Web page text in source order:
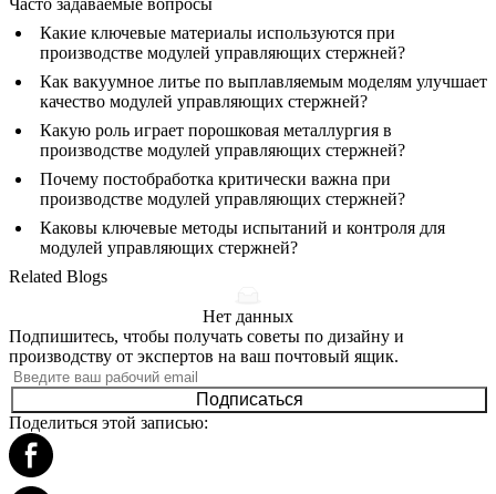
Какие ключевые материалы используются при
производстве модулей управляющих стержней?
Как вакуумное литье по выплавляемым моделям улучшает
качество модулей управляющих стержней?
Какую роль играет порошковая металлургия в
производстве модулей управляющих стержней?
Почему постобработка критически важна при
производстве модулей управляющих стержней?
Каковы ключевые методы испытаний и контроля для
модулей управляющих стержней?
Related Blogs
Нет данных
Подпишитесь, чтобы получать советы по дизайну и
производству от экспертов на ваш почтовый ящик.
Подписаться
Поделиться этой записью: